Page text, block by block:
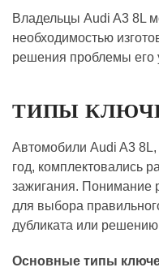
Владельцы Audi A3 8L
необходимостью
решения проблемы его
ТИПЫ
Автомобили Audi A3
год, комплектовались
зажигания. Понимание
для выбора
дубликата или
Основные типы